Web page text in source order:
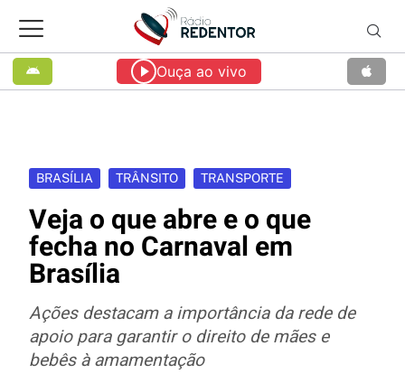
Ouça ao vivo
BRASÍLIA TRÂNSITO TRANSPORTE
Veja o que abre e o que
fecha no Carnaval em
Brasília
Ações destacam a importância da rede de
apoio para garantir o direito de mães e
bebês à amamentação